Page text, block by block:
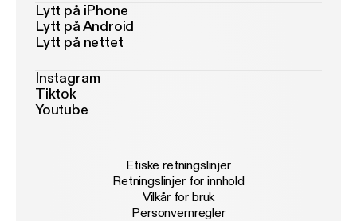
Lytt på iPhone
Lytt på Android
Lytt på nettet
Instagram
Tiktok
Youtube
Etiske retningslinjer
Retningslinjer for innhold
Vilkår for bruk
Personvernregler